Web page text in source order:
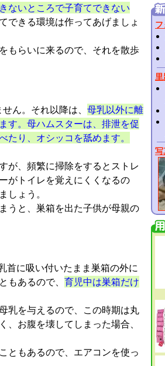
ないところで子育てできない
できる環境は作ってあげましょ
もらいに来るので、それを散歩
ん。それ以降は、 母乳以外に離
す。母ハムスターは、排泄を促
り、オシッコを舐めます。
が、頻繁に掃除をするとストレ
がトイレを覚えにくくなるの
しょう。
うと、巣箱を出た子供が母親の
首に吸い付いたまま巣箱の外に
もあるので、 育児中は巣箱だけ
乳を与えるので、この時期は丸
お腹を壊してしまった場合、
ともあるので、エアコンを使っ
写